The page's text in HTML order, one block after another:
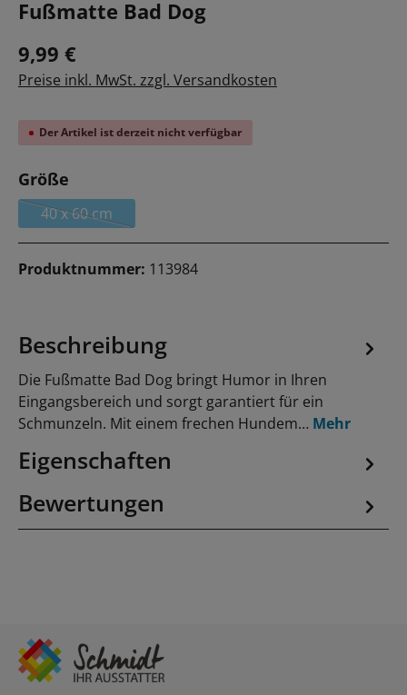
Fußmatte Bad Dog
9,99 €
Preise inkl. MwSt. zzgl. Versandkosten
Der Artikel ist derzeit nicht verfügbar
Größe
40 x 60 cm(Diese Option ist zurzeit nicht verfügbar.)
Produktnummer: 113984
Beschreibung
Die Fußmatte Bad Dog bringt Humor in Ihren
Eingangsbereich und sorgt garantiert für ein
Schmunzeln. Mit einem frechen Hundem… Mehr
Eigenschaften
Bewertungen